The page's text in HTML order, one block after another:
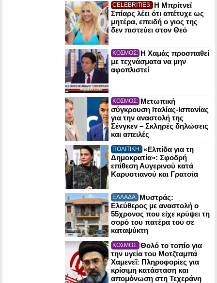
CELEBRITIES: Η Μπρίτνεϊ
Σπίαρς λέει ότι απέτυχε ως
μητέρα, επειδή ο γιος της
δεν πιστεύει στον Θεό
ΚΟΣΜΟΣ: Η Χαμάς προσπαθεί
με τεχνάσματα να μην
αφοπλιστεί
ΚΟΣΜΟΣ: Μετωπική
σύγκρουση Ιταλίας-Ισπανίας
για την αναστολή της
Σένγκεν – Σκληρές δηλώσεις
και απειλές
ΠΟΛΙΤΙΚΗ: «Ελπίδα για τη
Δημοκρατία»: Σφοδρή
επίθεση Αυγερινού κατά
Καρυστιανού και Γρατσία
ΕΛΛΑΔΑ: Μυστράς:
Ελεύθερος με αναστολή ο
55χρονος που είχε κρύψει τη
σορό του πατέρα του σε
καταψύκτη
ΚΟΣΜΟΣ: Θολό το τοπίο για
την υγεία του Μοτζταμπά
Χαμενεΐ: Πληροφορίες για
κρίσιμη κατάσταση και
απομόνωση στη Τεχεράνη